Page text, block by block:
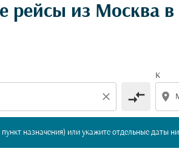
из Москва в
close compare_arrows
К
location_on
назначения) или укажите отдельные даты
и/или пункт назначения)